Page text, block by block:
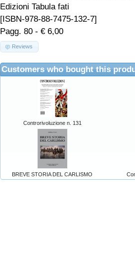
Edizioni Tabula fati
[ISBN-978-88-7475-132-7]
Pagg. 80 - € 6,00
Reviews
Customers who bought this
Controrivoluzione n. 131
BREVE STORIA DEL CARLISMO